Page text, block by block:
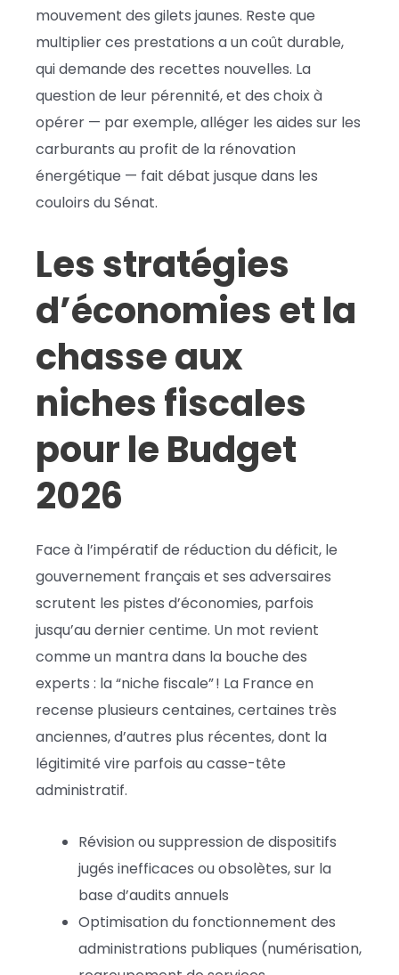
mouvement des gilets jaunes. Reste que
multiplier ces prestations a un coût durable,
qui demande des recettes nouvelles. La
question de leur pérennité, et des choix à
opérer — par exemple, alléger les aides sur les
carburants au profit de la rénovation
énergétique — fait débat jusque dans les
couloirs du Sénat.
Les stratégies
d’économies et la
chasse aux
niches fiscales
pour le Budget
2026
Face à l’impératif de réduction du déficit, le
gouvernement français et ses adversaires
scrutent les pistes d’économies, parfois
jusqu’au dernier centime. Un mot revient
comme un mantra dans la bouche des
experts : la “niche fiscale” ! La France en
recense plusieurs centaines, certaines très
anciennes, d’autres plus récentes, dont la
légitimité vire parfois au casse-tête
administratif.
Révision ou suppression de dispositifs
jugés inefficaces ou obsolètes, sur la
base d’audits annuels
Optimisation du fonctionnement des
administrations publiques (numérisation,